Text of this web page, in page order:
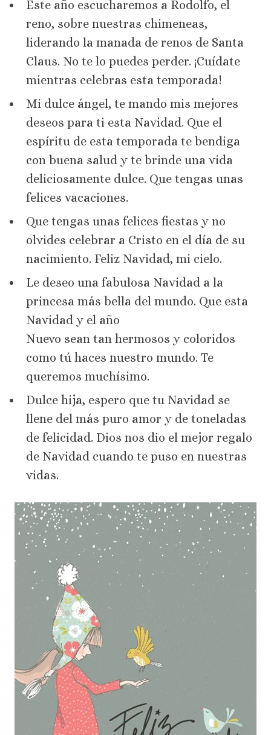
Este año escucharemos a Rodolfo, el
reno, sobre nuestras chimeneas,
liderando la manada de renos de Santa
Claus. No te lo puedes perder. ¡Cuídate
mientras celebras esta temporada!
Mi dulce ángel, te mando mis mejores
deseos para ti esta Navidad. Que el
espíritu de esta temporada te bendiga
con buena salud y te brinde una vida
deliciosamente dulce. Que tengas unas
felices vacaciones.
Que tengas unas felices fiestas y no
olvides celebrar a Cristo en el día de su
nacimiento. Feliz Navidad, mi cielo.
Le deseo una fabulosa Navidad a la
princesa más bella del mundo. Que esta
Navidad y el año
Nuevo sean tan hermosos y coloridos
como tú haces nuestro mundo. Te
queremos muchísimo.
Dulce hija, espero que tu Navidad se
llene del más puro amor y de toneladas
de felicidad. Dios nos dio el mejor regalo
de Navidad cuando te puso en nuestras
vidas.